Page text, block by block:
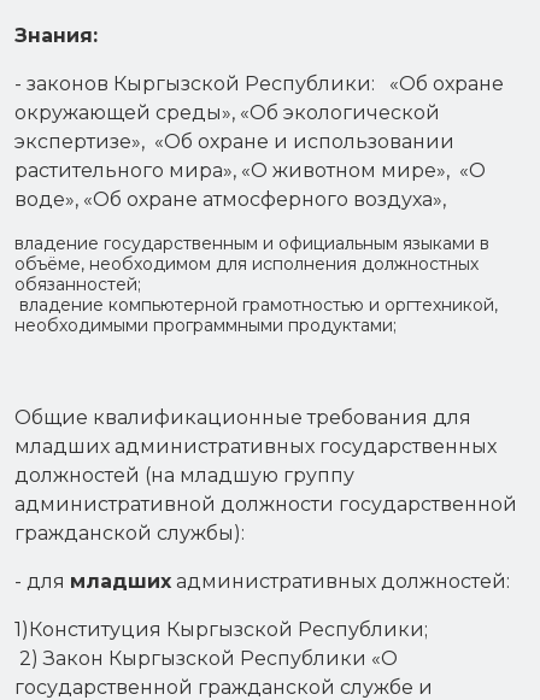
Знания:
- законов Кыргызской Республики: «Об охране
окружающей среды», «Об экологической
экспертизе», «Об охране и использовании
растительного мира», «О животном мире», «О
воде», «Об охране атмосферного воздуха»,
владение государственным и официальным языками в
объёме, необходимом для исполнения должностных
обязанностей;
владение компьютерной грамотностью и оргтехникой,
необходимыми программными продуктами;
Общие квалификационные требования для
младших административных государственных
должностей (на младшую группу
административной должности государственной
гражданской службы):
- для младших административных должностей:
1)Конституция Кыргызской Республики;
2) Закон Кыргызской Республики «О
государственной гражданской службе и